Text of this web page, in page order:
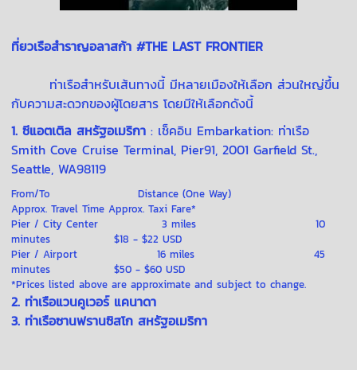
ที่ยวเรือสำราญอลาสก้า #THE LAST FRONTIER
ท่าเรือสำหรับเส้นทางนี้ มีหลายเมืองให้เลือก ส่วนใหญ่ขึ้น
กับความสะดวกของผู้โดยสาร โดยมีให้เลือกดังนี้
1. ซีแอตเติล สหรัฐอเมริกา : เช็คอิน Embarkation: ท่าเรือ
Smith Cove Cruise Terminal, Pier91, 2001 Garfield St.,
Seattle, WA98119
From/To Distance (One Way)
Approx. Travel Time Approx. Taxi Fare*
Pier / City Center 3 miles 10
minutes $18 - $22 USD
Pier / Airport 16 miles 45
minutes $50 - $60 USD
*Prices listed above are approximate and subject to change.
2. ท่าเรือแวนคูเวอร์ แคนาดา
3. ท่าเรือซานฟรานซิสโก สหรัฐอเมริกา